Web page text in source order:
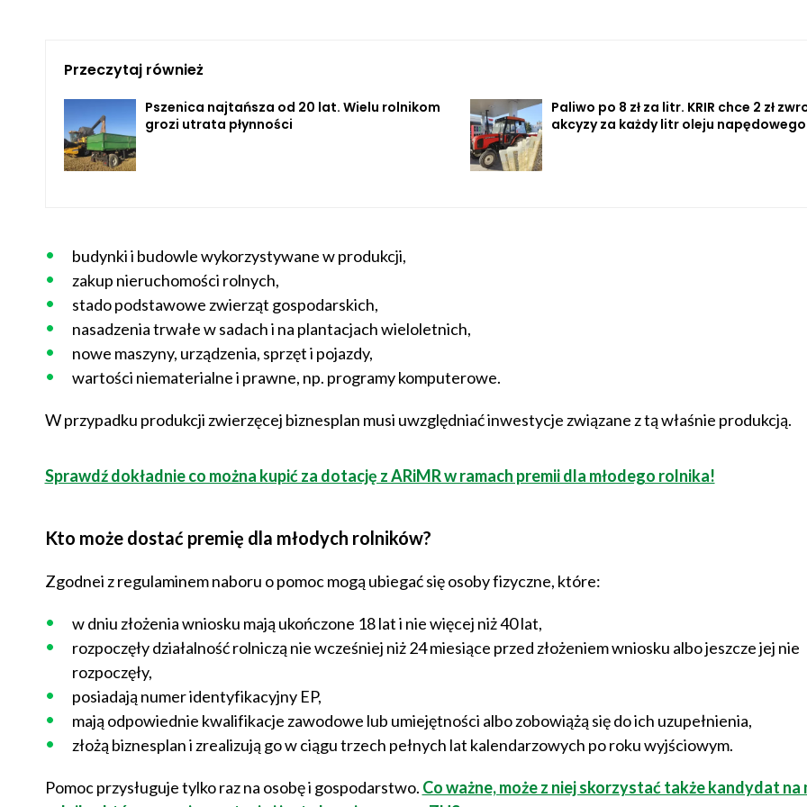
Przeczytaj również
Pszenica najtańsza od 20 lat. Wielu rolnikom
grozi utrata płynności
Paliwo po 8 zł za litr. KRIR chce 2 zł
akcyzy za każdy litr oleju napędowego
budynki i budowle wykorzystywane w produkcji,
zakup nieruchomości rolnych,
stado podstawowe zwierząt gospodarskich,
nasadzenia trwałe w sadach i na plantacjach wieloletnich,
nowe maszyny, urządzenia, sprzęt i pojazdy,
wartości niematerialne i prawne, np. programy komputerowe.
W przypadku produkcji zwierzęcej biznesplan musi uwzględniać inwestycje związane z tą właśnie produkcją.
Sprawdź dokładnie co można kupić za dotację z ARiMR w ramach premii dla młodego rolnika!
Kto może dostać premię dla młodych rolników?
Zgodnei z regulaminem naboru o pomoc mogą ubiegać się osoby fizyczne, które:
w dniu złożenia wniosku mają ukończone 18 lat i nie więcej niż 40 lat,
rozpoczęły działalność rolniczą nie wcześniej niż 24 miesiące przed złożeniem wniosku albo jeszcze jej nie
rozpoczęły,
posiadają numer identyfikacyjny EP,
mają odpowiednie kwalifikacje zawodowe lub umiejętności albo zobowiążą się do ich uzupełnienia,
złożą biznesplan i zrealizują go w ciągu trzech pełnych lat kalendarzowych po roku wyjściowym.
Pomoc przysługuje tylko raz na osobę i gospodarstwo. Co ważne, może z niej skorzystać także kandydat na